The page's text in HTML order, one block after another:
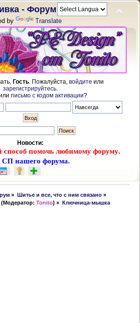
- Форум
by Translate
Гость. Пожалуйста, войдите или
зарегистрируйтесь
письмо с кодом активации?
Новости:
способ помочь любимому форуму.
СП нашего форума.
» Шитье и все, что с ним связано»
(Модератор:Tonito) » Ключница-мышка